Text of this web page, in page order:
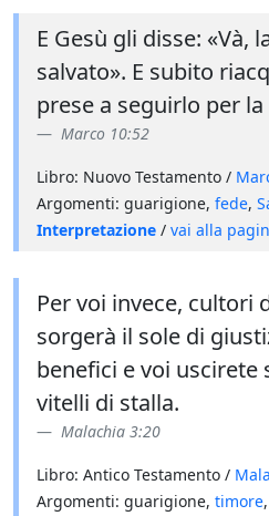
E Gesù gli disse: «Và,
salvato». E subito
prese a seguirlo per
Marco 10:52
Libro: Nuovo Testamento /
Argomenti: guarigione, fede,
Interpretazione / vai alla
Per voi invece, cultori
sorgerà il sole di
benefici e voi uscirete
vitelli di stalla.
Malachia 3:20
Libro: Antico Testamento /
Argomenti: guarigione, timore,